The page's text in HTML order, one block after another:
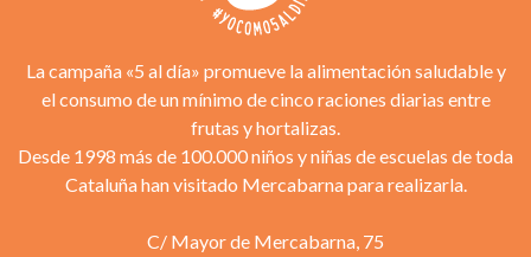
La campaña «5 al día» promueve la alimentación saludable y
el consumo de un mínimo de cinco raciones diarias entre
frutas y hortalizas.
Desde 1998 más de 100.000 niños y niñas de escuelas de toda
Cataluña han visitado Mercabarna para realizarla.
C/ Mayor de Mercabarna, 75